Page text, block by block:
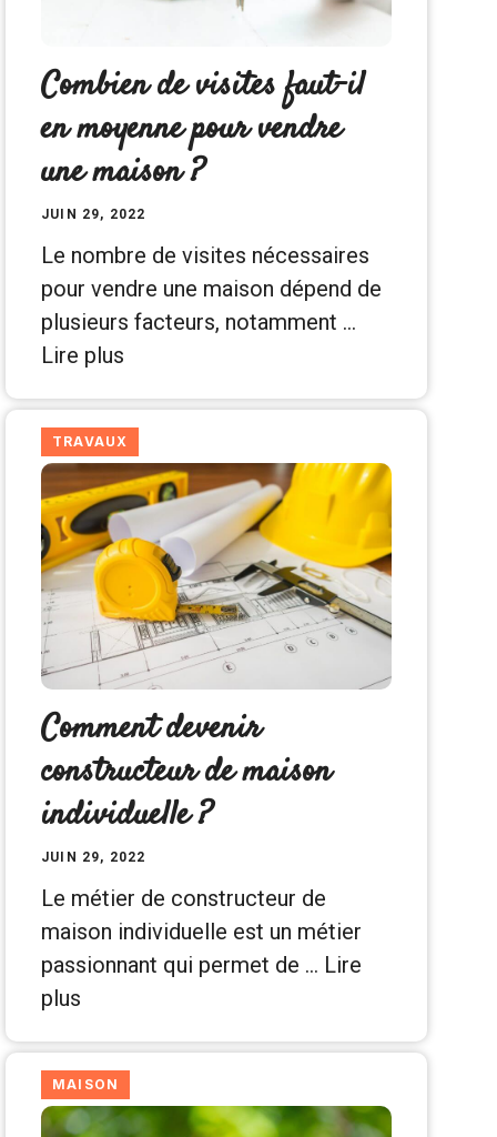
Combien de visites faut-il
en moyenne pour vendre
une maison ?
JUIN 29, 2022
Le nombre de visites nécessaires
pour vendre une maison dépend de
plusieurs facteurs, notamment …
Lire plus
TRAVAUX
Comment devenir
constructeur de maison
individuelle ?
JUIN 29, 2022
Le métier de constructeur de
maison individuelle est un métier
passionnant qui permet de … Lire
plus
MAISON